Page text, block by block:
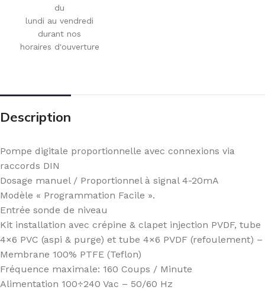
du
lundi au vendredi
durant nos
horaires d'ouverture
Description
Pompe digitale proportionnelle avec connexions via
raccords DIN
Dosage manuel / Proportionnel à signal 4-20mA
Modèle « Programmation Facile ».
Entrée sonde de niveau
Kit installation avec crépine & clapet injection PVDF, tube
4×6 PVC (aspi & purge) et tube 4×6 PVDF (refoulement) –
Membrane 100% PTFE (Teflon)
Fréquence maximale: 160 Coups / Minute
Alimentation 100÷240 Vac – 50/60 Hz